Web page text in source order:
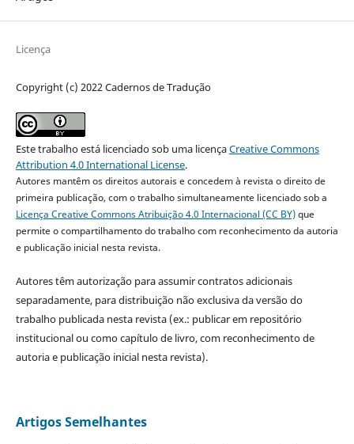
Licença
Copyright (c) 2022 Cadernos de Tradução
Este trabalho está licenciado sob uma licençaCreative Commons
Attribution 4.0 International License.
Autores mantêm os direitos autorais e concedem à revista o direito de
primeira publicação, com o trabalho simultaneamente licenciado sob a
Licença Creative Commons Atribuição 4.0 Internacional (CC BY)que
permite o compartilhamento do trabalho com reconhecimento da autoria
e publicação inicial nesta revista.
Autores têm autorização para assumir contratos adicionais
separadamente, para distribuição não exclusiva da versão do
trabalho publicada nesta revista (ex.: publicar em repositório
institucional ou como capítulo de livro, com reconhecimento de
autoria e publicação inicial nesta revista).
Artigos Semelhantes